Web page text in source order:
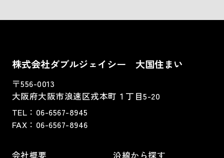
株式会社ダブルジェイシー 大国住まい
〒556-0013
大阪府大阪市浪速区戎本町１丁目5-20
TEL： 06-6567-8945
FAX：06-6567-8946
会社概要 沿線から探す